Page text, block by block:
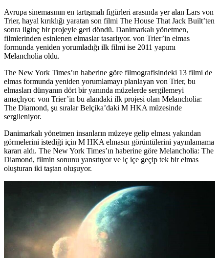
Avrupa sinemasının en tartışmalı figürleri arasında yer alan Lars von
Trier, hayal kırıklığı yaratan son filmi The House That Jack Built’ten
sonra ilginç bir projeyle geri döndü. Danimarkalı yönetmen,
filmlerinden esinlenen elmaslar tasarlıyor. von Trier’in elmas
formunda yeniden yorumladığı ilk filmi ise 2011 yapımı
Melancholia oldu.
The New York Times’ın haberine göre filmografisindeki 13 filmi de
elmas formunda yeniden yorumlamayı planlayan von Trier, bu
elmasları dünyanın dört bir yanında müzelerde sergilemeyi
amaçlıyor. von Trier’in bu alandaki ilk projesi olan Melancholia:
The Diamond, şu sıralar Belçika’daki M HKA müzesinde
sergileniyor.
Danimarkalı yönetmen insanların müzeye gelip elması yakından
görmelerini istediği için M HKA elmasın görüntülerini yayınlamama
kararı aldı. The New York Times’ın haberine göre Melancholia: The
Diamond, filmin sonunu yansıtıyor ve iç içe geçip tek bir elmas
oluşturan iki taştan oluşuyor.